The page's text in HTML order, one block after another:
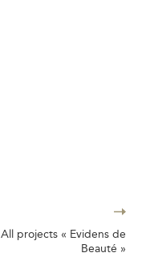
All projects « Evidens de
Beauté »